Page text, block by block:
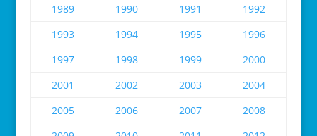
1989
1990 1991
1992
1993
1994 1995
1996
1997
1998 1999
2000
2001
2002 2003
2004
2005
2006 2007
2008